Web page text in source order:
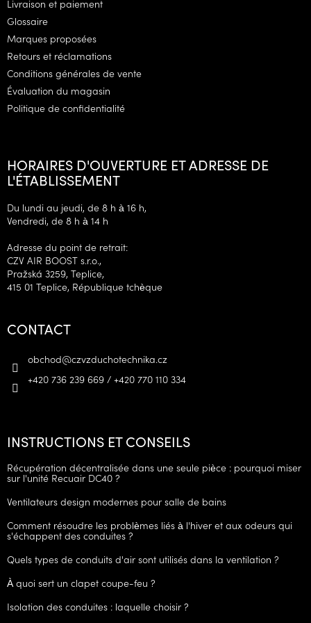
p
Livraison et paiement
Glossaire
Marques proposées
Retours et réclamations
Conditions générales de vente
Évaluation du magasin
Politique de confidentialité
HORAIRES D'OUVERTURE ET ADRESSE DE
L'ÉTABLISSEMENT
Du lundi au jeudi, de 8 h à 16 h,
Vendredi, de 8 h à 14 h
Adresse du point de retrait:
CZV AIR BOOST s.r.o.,
Pražská 3259, Teplice,
415 01 Teplice, République tchèque
CONTACT
obchod@czvzduchotechnika.cz
+420 736 239 669 / +420 770 110 334
INSTRUCTIONS ET CONSEILS
Récupération décentralisée dans une seule pièce : pourquoi miser
sur l'unité Recuair DC40 ?
Ventilateurs design modernes pour salle de bains
Comment résoudre les problèmes liés à l'hiver et aux odeurs qui
s'échappent des conduites ?
Quels types de conduits d'air sont utilisés dans la ventilation ?
À quoi sert un clapet coupe-feu ?
Isolation des conduites : laquelle choisir ?